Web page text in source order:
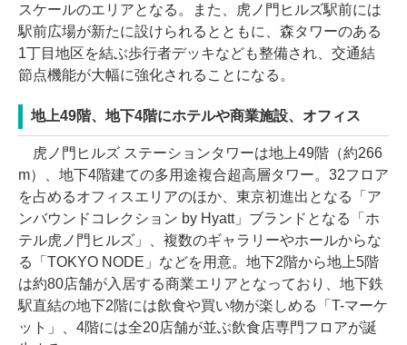
スケールのエリアとなる。また、虎ノ門ヒルズ駅前には
駅前広場が新たに設けられるとともに、森タワーのある
1丁目地区を結ぶ歩行者デッキなども整備され、交通結
節点機能が大幅に強化されることになる。
地上49階、地下4階にホテルや商業施設、オフィス
虎ノ門ヒルズ ステーションタワーは地上49階（約266
m）、地下4階建ての多用途複合超高層タワー。32フロア
を占めるオフィスエリアのほか、東京初進出となる「ア
ンバウンドコレクション by Hyatt」ブランドとなる「ホ
テル虎ノ門ヒルズ」、複数のギャラリーやホールからな
る「TOKYO NODE」などを用意。地下2階から地上5階
は約80店舗が入居する商業エリアとなっており、地下鉄
駅直結の地下2階には飲食や買い物が楽しめる「T-マーケ
ット」、4階には全20店舗が並ぶ飲食店専門フロアが誕